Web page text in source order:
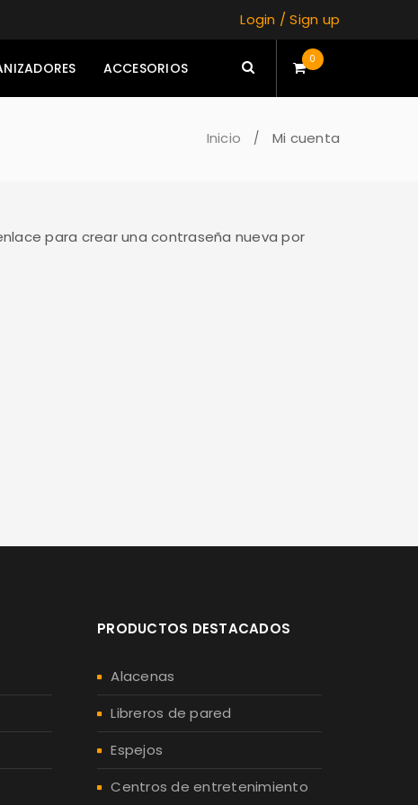
Login /Sign up
ACCESORIOS
0
Inicio / Mi cuenta
para crear una contraseña nueva por
PRODUCTOS DESTACADOS
Alacenas
Libreros de pared
Espejos
Centros de entretenimiento